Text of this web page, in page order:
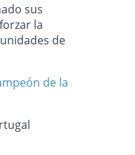
sus
la
de
de la